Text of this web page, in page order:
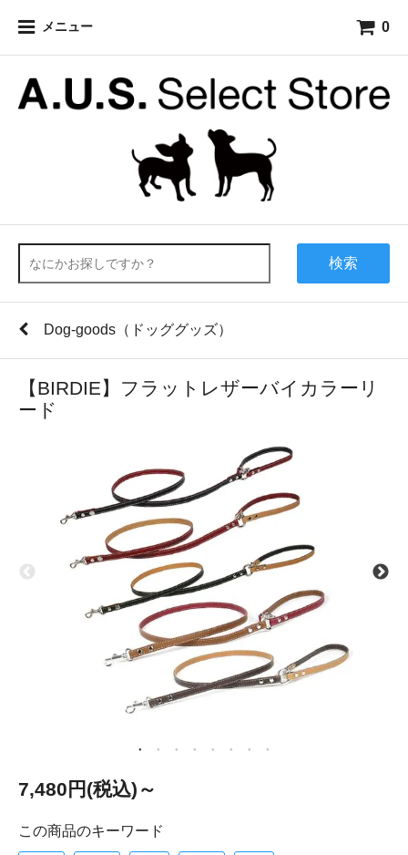
メニュー 0
検索
Dog-goods（ドッググッズ）
【BIRDIE】フラットレザーバイカラーリ
ード
7,480円(税込)～
この商品のキーワード